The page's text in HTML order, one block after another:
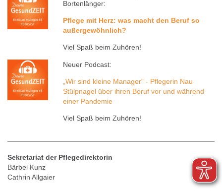
Bortenlänger:
Pflege mit Herz: was macht den Beruf so
außergewöhnlich?
Viel Spaß beim Zuhören!
Neuer Podcast:
„Wir sind kleine Manager“ - Pflegerin Nau
Stülpnagel über ihren Beruf vor und während
einer Pandemie
Viel Spaß beim Zuhören!
Sekretariat der Pflegedirektorin
Bärbel Kunz
Cathrin Allgaier